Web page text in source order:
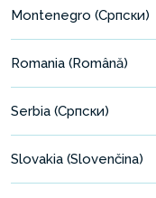
Montenegro (Српски)
Romania (Română)
Serbia (Српски)
Slovakia (Slovenčina)